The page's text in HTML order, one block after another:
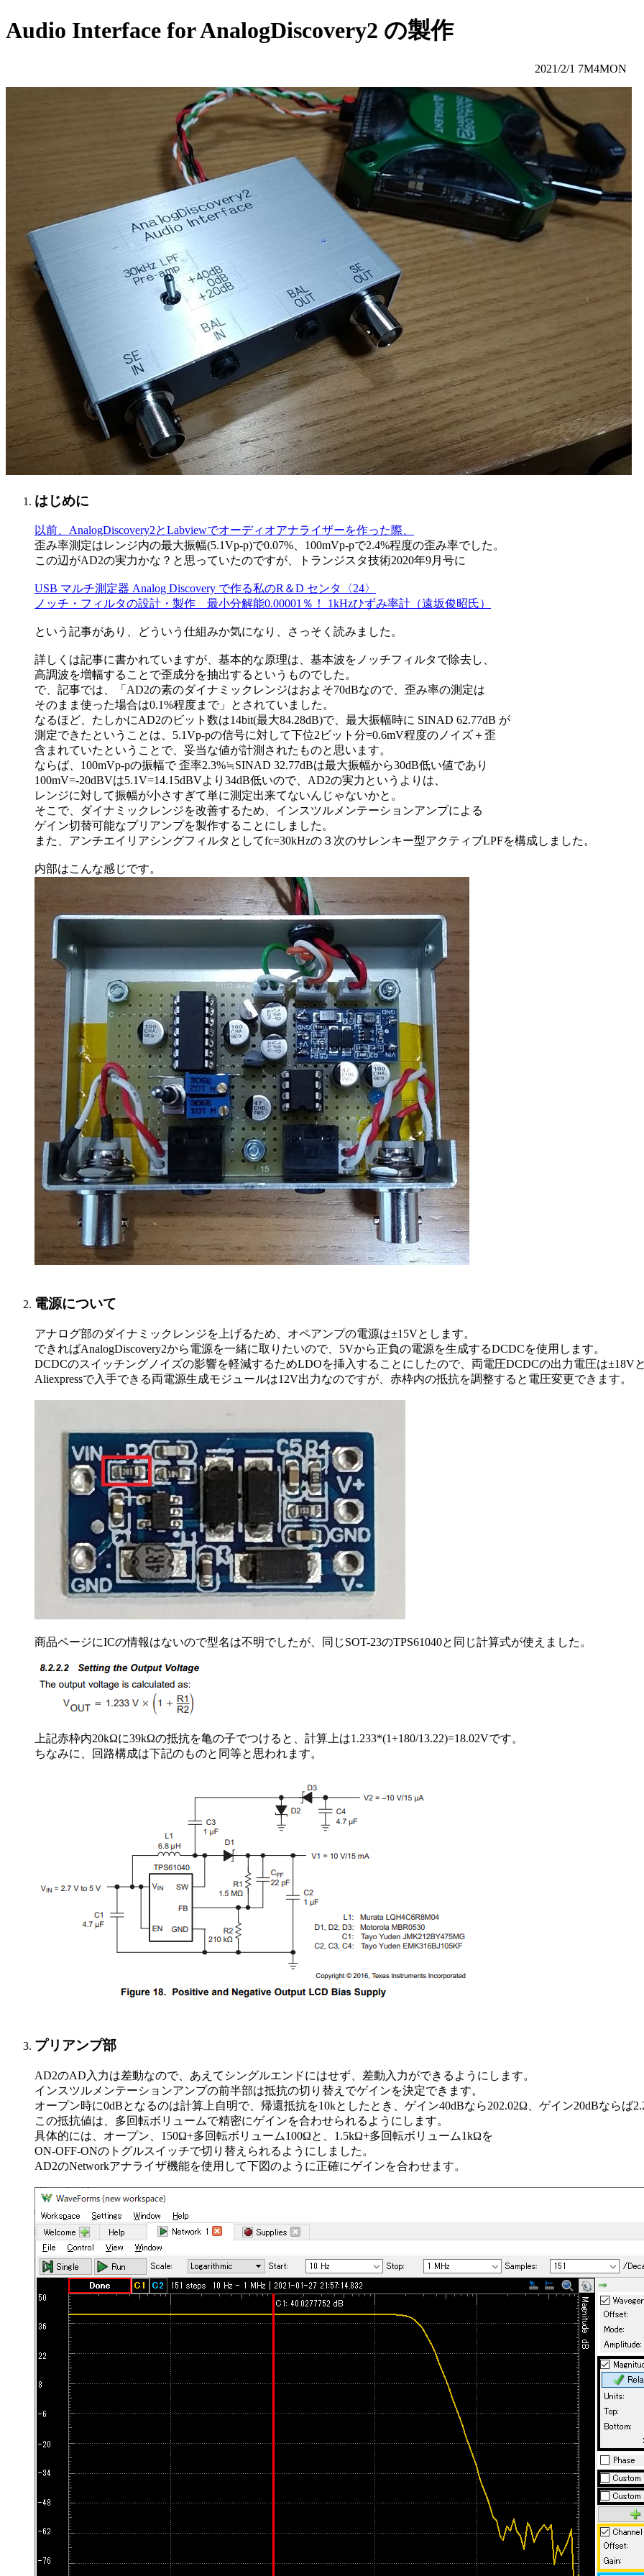
Audio Interface for AnalogDiscovery2 の製作
2021/2/1 7M4MON
はじめに
以前、AnalogDiscovery2とLabviewでオーディオアナライザーを作った際、
歪み率測定はレンジ内の最大振幅(5.1Vp-p)で0.07%、100mVp-pで2.4%程度の歪み率でした。
この辺がAD2の実力かな？と思っていたのですが、トランジスタ技術2020年9月号に
USB マルチ測定器 Analog Discovery で作る私のR＆D センタ〈24〉
ノッチ・フィルタの設計・製作 最小分解能0.00001％！ 1kHzひずみ率計（遠坂俊昭氏）
という記事があり、どういう仕組みか気になり、さっそく読みました。
詳しくは記事に書かれていますが、基本的な原理は、基本波をノッチフィルタで除去し、
高調波を増幅することで歪成分を抽出するというものでした。
で、記事では、「AD2の素のダイナミックレンジはおよそ70dBなので、歪み率の測定は
そのまま使った場合は0.1%程度まで」とされていました。
なるほど、たしかにAD2のビット数は14bit(最大84.28dB)で、最大振幅時に SINAD 62.77dB が
測定できたということは、5.1Vp-pの信号に対して下位2ビット分=0.6mV程度のノイズ＋歪
含まれていたということで、妥当な値が計測されたものと思います。
ならば、100mVp-pの振幅で 歪率2.3%≒SINAD 32.77dBは最大振幅から30dB低い値であり
100mV=-20dBVは5.1V=14.15dBVより34dB低いので、AD2の実力というよりは、
レンジに対して振幅が小さすぎて単に測定出来てないんじゃないかと。
そこで、ダイナミックレンジを改善するため、インスツルメンテーションアンプによる
ゲイン切替可能なプリアンプを製作することにしました。
また、アンチエイリアシングフィルタとしてfc=30kHzの３次のサレンキー型アクティブLPFを構成しました。
内部はこんな感じです。
電源について
アナログ部のダイナミックレンジを上げるため、オペアンプの電源は±15Vとします。
できればAnalogDiscovery2から電源を一緒に取りたいので、5Vから正負の電源を生成するDCDCを使用します。
DCDCのスイッチングノイズの影響を軽減するためLDOを挿入することにしたので、両電圧DCDCの出力電圧は±18Vと
Aliexpressで入手できる両電源生成モジュールは12V出力なのですが、赤枠内の抵抗を調整すると電圧変更できます。
商品ページにICの情報はないので型名は不明でしたが、同じSOT-23のTPS61040と同じ計算式が使えました。
上記赤枠内20kΩに39kΩの抵抗を亀の子でつけると、計算上は1.233*(1+180/13.22)=18.02Vです。
ちなみに、回路構成は下記のものと同等と思われます。
プリアンプ部
AD2のAD入力は差動なので、あえてシングルエンドにはせず、差動入力ができるようにします。
インスツルメンテーションアンプの前半部は抵抗の切り替えでゲインを決定できます。
オープン時に0dBとなるのは計算上自明で、帰還抵抗を10kとしたとき、ゲイン40dBなら202.02Ω、ゲイン20dBならば
この抵抗値は、多回転ボリュームで精密にゲインを合わせられるようにします。
具体的には、オープン、150Ω+多回転ボリューム100Ωと、1.5kΩ+多回転ボリューム1kΩを
ON-OFF-ONのトグルスイッチで切り替えられるようにしました。
AD2のNetworkアナライザ機能を使用して下図のように正確にゲインを合わせます。